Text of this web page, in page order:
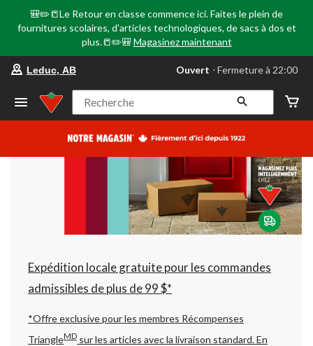
🎒✏️📒Le Retour en classe commence ici. Faites le plein de
fournitures scolaires, d'articles technologiques, de sacs à dos et
plus.📒✏️🎒 Magasinez maintenant
votre
préféré
Leduc,
AB,
courament
Fermeture
à
22:00
cliquer
pour
changer
Leduc, AB Ouvert ⋅ Fermeture à 22:00
Recherche
Expédition locale gratuite pour les commandes
admissibles de plus de 99 $*
*Offre exclusive pour les membres Récompenses
TriangleMD sur les articles avec la livraison standard.En